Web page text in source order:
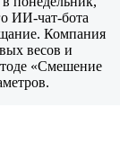
ИИ-чат-бота
Компания
весов и
«Смешение